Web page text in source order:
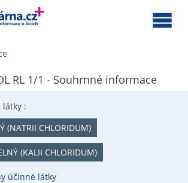
RL 1/1 - Souhrnné informace
látky :
(NATRII CHLORIDUM)
(KALII CHLORIDUM)
účinné látky